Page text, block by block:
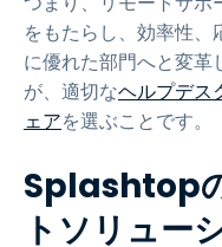
をもたらし、効率性
に優れた部門へと変
が、適切なヘルプデス
ェアを選ぶことです。
Splashtop
トソリュー